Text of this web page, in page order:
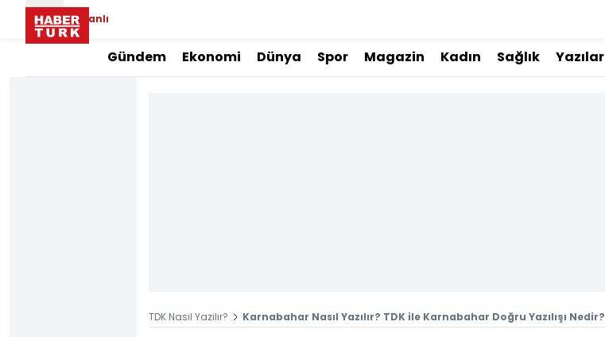
Canlı
Gündem Ekonomi Dünya Spor Magazin Kadın Sağlık Yazılar
TDK Nasıl Yazılır? Karnabahar Nasıl Yazılır? TDK ile Karnabahar Doğru Yazılışı Nedir?